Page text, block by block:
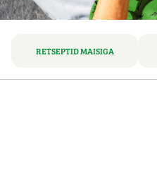
RETSEPTID MAISIGA